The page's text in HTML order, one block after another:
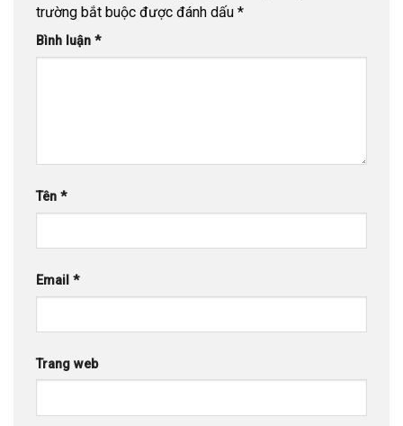
trường bắt buộc được đánh dấu *
Bình luận *
Tên *
Email *
Trang web